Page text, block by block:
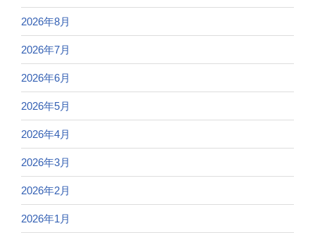
2026年8月
2026年7月
2026年6月
2026年5月
2026年4月
2026年3月
2026年2月
2026年1月